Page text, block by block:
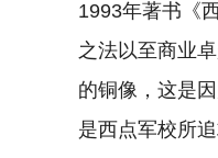
1993年著书《
之法以至商业
的铜像，这是
是西点军校所追